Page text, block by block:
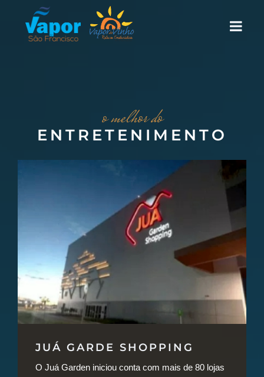
o melhor do
ENTRETENIMENTO
JUÁ GARDE SHOPPING
O Juá Garden iniciou conta com mais de 80 lojas